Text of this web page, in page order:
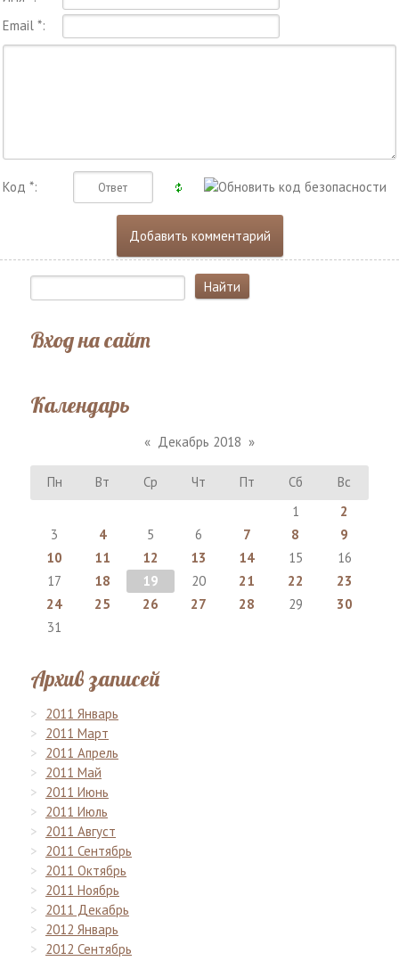
Email *:
Код *:
Вход на сайт
Календарь
« Декабрь 2018 »
Пн Вт Ср Чт Пт Сб
Вс
1
2
3
4 5 6 7 8
9
10
11 12 13 14 15
16
17
18 19 20 21 22
23
24
25 26 27 28 29
30
31
Архив записей
2011 Январь
2011 Март
2011 Апрель
2011 Май
2011 Июнь
2011 Июль
2011 Август
2011 Сентябрь
2011 Октябрь
2011 Ноябрь
2011 Декабрь
2012 Январь
2012 Сентябрь